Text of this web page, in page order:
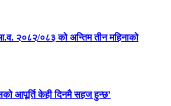
२०८२/०८३ को अन्तिम तीन महिनाको
आपूर्ति केही दिनमै सहज हुन्छ’